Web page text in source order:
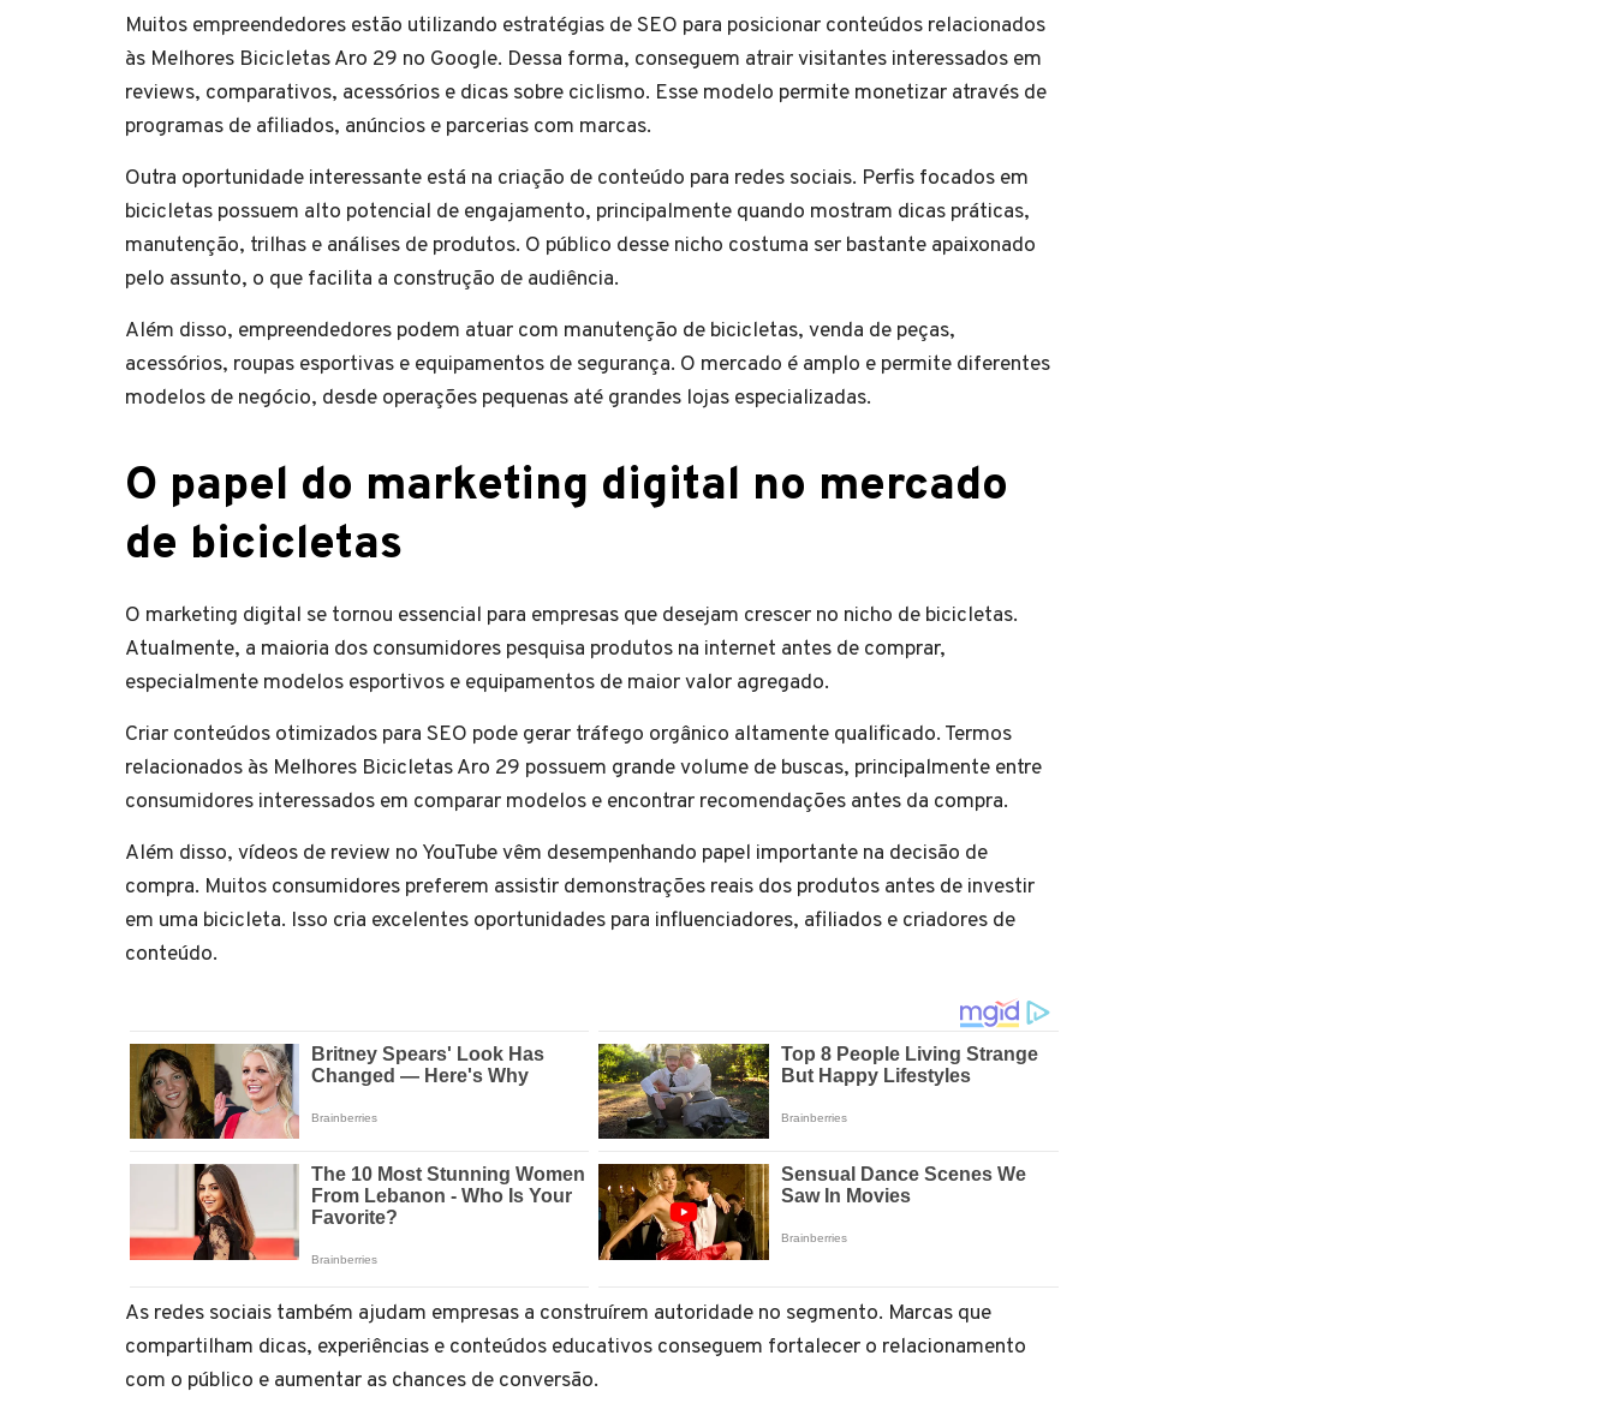
Muitos empreendedores estão utilizando estratégias de SEO para posicionar conteúdos relacionados
às Melhores Bicicletas Aro 29 no Google. Dessa forma, conseguem atrair visitantes interessados em
reviews, comparativos, acessórios e dicas sobre ciclismo. Esse modelo permite monetizar através de
programas de afiliados, anúncios e parcerias com marcas.
Outra oportunidade interessante está na criação de conteúdo para redes sociais. Perfis focados em
bicicletas possuem alto potencial de engajamento, principalmente quando mostram dicas práticas,
manutenção, trilhas e análises de produtos. O público desse nicho costuma ser bastante apaixonado
pelo assunto, o que facilita a construção de audiência.
Além disso, empreendedores podem atuar com manutenção de bicicletas, venda de peças,
acessórios, roupas esportivas e equipamentos de segurança. O mercado é amplo e permite diferentes
modelos de negócio, desde operações pequenas até grandes lojas especializadas.
O papel do marketing digital no mercado
de bicicletas
O marketing digital se tornou essencial para empresas que desejam crescer no nicho de bicicletas.
Atualmente, a maioria dos consumidores pesquisa produtos na internet antes de comprar,
especialmente modelos esportivos e equipamentos de maior valor agregado.
Criar conteúdos otimizados para SEO pode gerar tráfego orgânico altamente qualificado. Termos
relacionados às Melhores Bicicletas Aro 29 possuem grande volume de buscas, principalmente entre
consumidores interessados em comparar modelos e encontrar recomendações antes da compra.
Além disso, vídeos de review no YouTube vêm desempenhando papel importante na decisão de
compra. Muitos consumidores preferem assistir demonstrações reais dos produtos antes de investir
em uma bicicleta. Isso cria excelentes oportunidades para influenciadores, afiliados e criadores de
conteúdo.
As redes sociais também ajudam empresas a construírem autoridade no segmento. Marcas que
compartilham dicas, experiências e conteúdos educativos conseguem fortalecer o relacionamento
com o público e aumentar as chances de conversão.